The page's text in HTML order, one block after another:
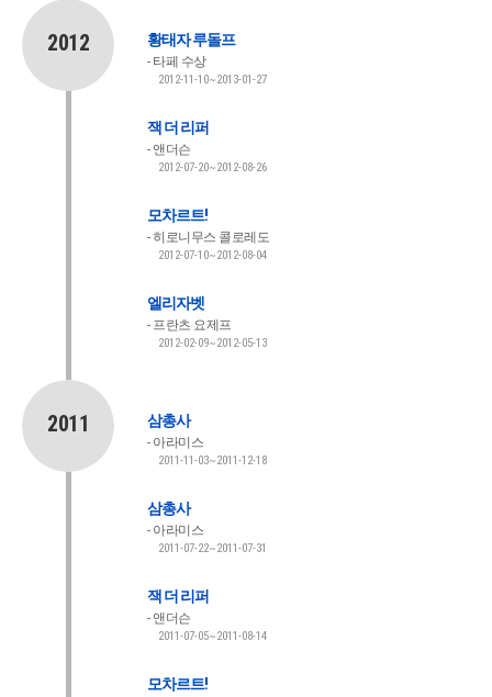
2012 황태자 루돌프
타페 수상
2012-11-10~2013-01-27
잭 더 리퍼
앤더슨
2012-07-20~2012-08-26
모차르트!
히로니무스 콜로레도
2012-07-10~2012-08-04
엘리자벳
프란츠 요제프
2012-02-09~2012-05-13
2011 삼총사
아라미스
2011-11-03~2011-12-18
삼총사
아라미스
2011-07-22~2011-07-31
잭 더 리퍼
앤더슨
2011-07-05~2011-08-14
모차르트!